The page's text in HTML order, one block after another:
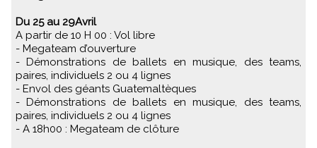
Du 25 au 29Avril
A partir de 10 H 00 : Vol libre
- Megateam d’ouverture
- Démonstrations de ballets en musique, des teams,
paires, individuels 2 ou 4 lignes
- Envol des géants Guatemaltèques
- Démonstrations de ballets en musique, des teams,
paires, individuels 2 ou 4 lignes
- A 18h00 : Megateam de clôture